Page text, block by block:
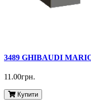
3489 GHIBAUDI
11.00грн.
Купити